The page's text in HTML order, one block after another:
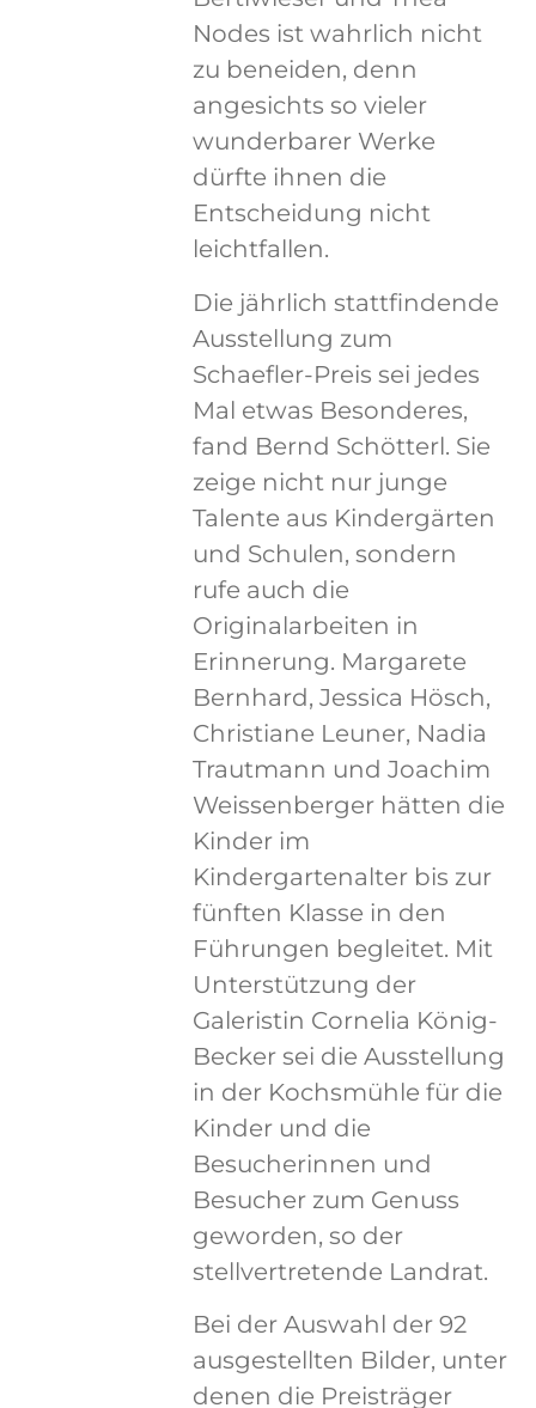
Nodes ist wahrlich nicht
zu beneiden, denn
angesichts so vieler
wunderbarer Werke
dürfte ihnen die
Entscheidung nicht
leichtfallen.
Die jährlich stattfindende
Ausstellung zum
Schaefler-Preis sei jedes
Mal etwas Besonderes,
fand Bernd Schötterl. Sie
zeige nicht nur junge
Talente aus Kindergärten
und Schulen, sondern
rufe auch die
Originalarbeiten in
Erinnerung. Margarete
Bernhard, Jessica Hösch,
Christiane Leuner, Nadia
Trautmann und Joachim
Weissenberger hätten die
Kinder im
Kindergartenalter bis zur
fünften Klasse in den
Führungen begleitet. Mit
Unterstützung der
Galeristin Cornelia König-
Becker sei die Ausstellung
in der Kochsmühle für die
Kinder und die
Besucherinnen und
Besucher zum Genuss
geworden, so der
stellvertretende Landrat.
Bei der Auswahl der 92
ausgestellten Bilder, unter
denen die Preisträger